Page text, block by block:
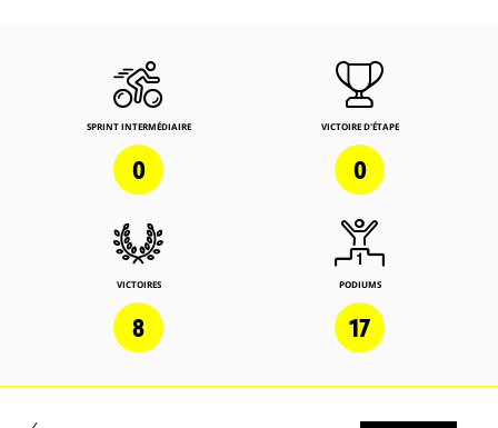
SPRINT INTERMÉDIAIRE
0
VICTOIRE D'ÉTAPE
0
VICTOIRES
8
PODIUMS
17